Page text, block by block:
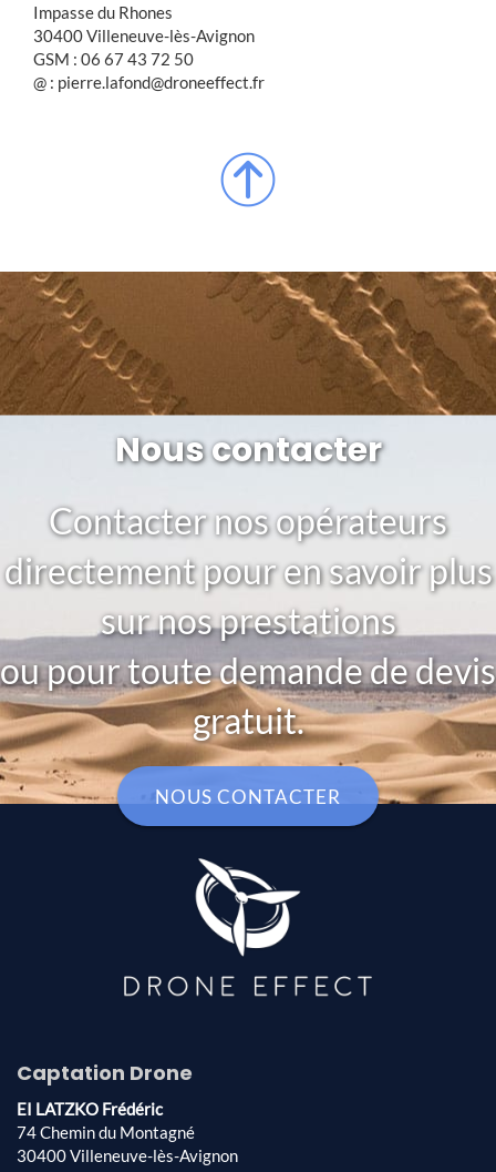
Impasse du Rhones
30400 Villeneuve-lès-Avignon
GSM : 06 67 43 72 50
@ : pierre.lafond@droneeffect.fr
Nous contacter
Contacter nos opérateurs
directement pour en savoir plus
sur nos prestations
ou pour toute demande de devis
gratuit.
NOUS CONTACTER
Captation Drone
EI LATZKO Frédéric
74 Chemin du Montagné
30400 Villeneuve-lès-Avignon